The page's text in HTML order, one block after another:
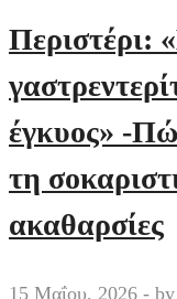
του
Σταύρου
Φλώρου
μετά
τον
τραυματισμό,
έχετε
Περιστέρι:
έγκυος» -
τη
ακαθαρσίες
15 Μαΐου, 2026 - by